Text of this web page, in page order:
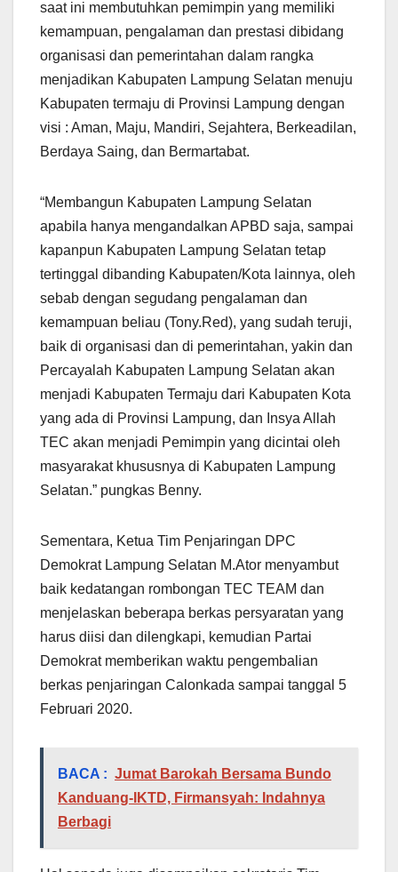
saat ini membutuhkan pemimpin yang memiliki
kemampuan, pengalaman dan prestasi dibidang
organisasi dan pemerintahan dalam rangka
menjadikan Kabupaten Lampung Selatan menuju
Kabupaten termaju di Provinsi Lampung dengan
visi : Aman, Maju, Mandiri, Sejahtera, Berkeadilan,
Berdaya Saing, dan Bermartabat.
“Membangun Kabupaten Lampung Selatan
apabila hanya mengandalkan APBD saja, sampai
kapanpun Kabupaten Lampung Selatan tetap
tertinggal dibanding Kabupaten/Kota lainnya, oleh
sebab dengan segudang pengalaman dan
kemampuan beliau (Tony.Red), yang sudah teruji,
baik di organisasi dan di pemerintahan, yakin dan
Percayalah Kabupaten Lampung Selatan akan
menjadi Kabupaten Termaju dari Kabupaten Kota
yang ada di Provinsi Lampung, dan Insya Allah
TEC akan menjadi Pemimpin yang dicintai oleh
masyarakat khususnya di Kabupaten Lampung
Selatan.” pungkas Benny.
Sementara, Ketua Tim Penjaringan DPC
Demokrat Lampung Selatan M.Ator menyambut
baik kedatangan rombongan TEC TEAM dan
menjelaskan beberapa berkas persyaratan yang
harus diisi dan dilengkapi, kemudian Partai
Demokrat memberikan waktu pengembalian
berkas penjaringan Calonkada sampai tanggal 5
Februari 2020.
BACA : Jumat Barokah Bersama Bundo
Kanduang-IKTD, Firmansyah: Indahnya
Berbagi